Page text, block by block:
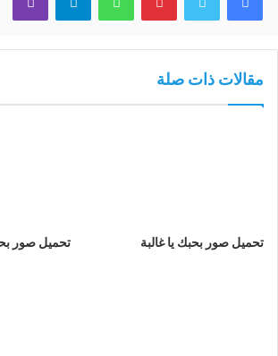
مقالات ذات صلة
تحميل صور بحبك يا غالبة تحميل صور